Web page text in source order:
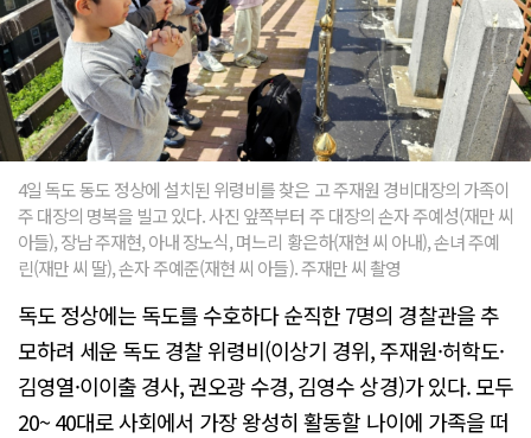
4일 독도 동도 정상에 설치된 위령비를 찾은 고 주재원 경비대장의 가족이
주 대장의 명복을 빌고 있다. 사진 앞쪽부터 주 대장의 손자 주예성(재만 씨
아들), 장남 주재현, 아내 장노식, 며느리 황은하(재현 씨 아내), 손녀 주예
린(재만 씨 딸), 손자 주예준(재현 씨 아들). 주재만 씨 촬영
독도 정상에는 독도를 수호하다 순직한 7명의 경찰관을 추
모하려 세운 독도 경찰 위령비(이상기 경위, 주재원·허학도·
김영열·이이출 경사, 권오광 수경, 김영수 상경)가 있다. 모두
20~ 40대로 사회에서 가장 왕성히 활동할 나이에 가족을 떠